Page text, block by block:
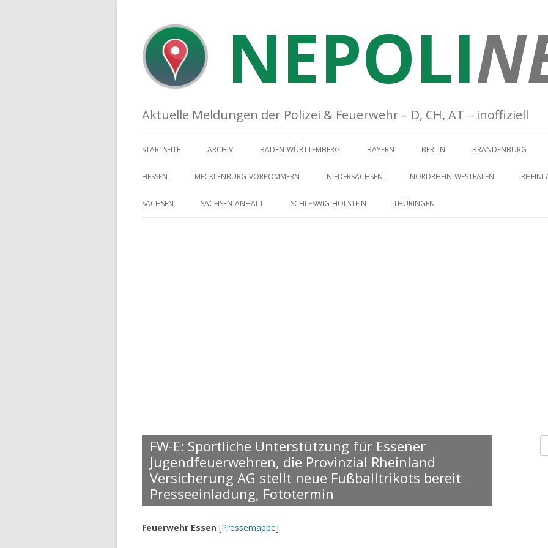
NEPOLI
Aktuelle Meldungen der Polizei & Feuerwehr – D, CH, AT – inoffiziell
STARTSEITE ARCHIV BADEN-WÜRTTEMBERG BAYERN BERLIN BRANDENBURG
HESSEN MECKLENBURG-VORPOMMERN NIEDERSACHSEN NORDRHEIN-WESTFALEN
SACHSEN SACHSEN-ANHALT SCHLESWIG-HOLSTEIN THÜRINGEN
FW-E: Sportliche Unterstützung für Essener
Jugendfeuerwehren, die Provinzial Rheinland
Versicherung AG stellt neue Fußballtrikots bereit
Presseeinladung, Fototermin
Feuerwehr Essen [Pressemappe]